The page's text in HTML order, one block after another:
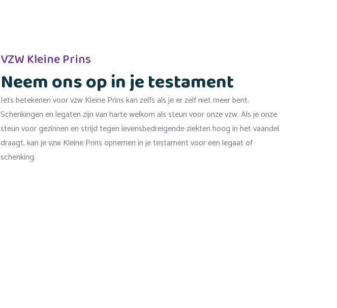
VZW Kleine Prins
Neem ons op in je testament
Iets betekenen voor vzw Kleine Prins kan zelfs als je er zelf niet meer bent.
Schenkingen en legaten zijn van harte welkom als steun voor onze vzw. Als je onze
steun voor gezinnen en strijd tegen levensbedreigende ziekten hoog in het vaandel
draagt, kan je vzw Kleine Prins opnemen in je testament voor een legaat of
schenking.